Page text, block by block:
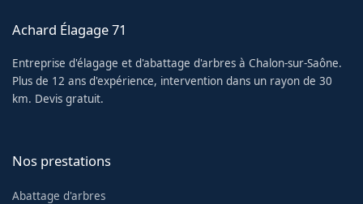
Achard Élagage 71
Entreprise d'élagage et d'abattage d'arbres à Chalon-sur-Saône.
Plus de 12 ans d'expérience, intervention dans un rayon de 30
km. Devis gratuit.
Nos prestations
Abattage d'arbres